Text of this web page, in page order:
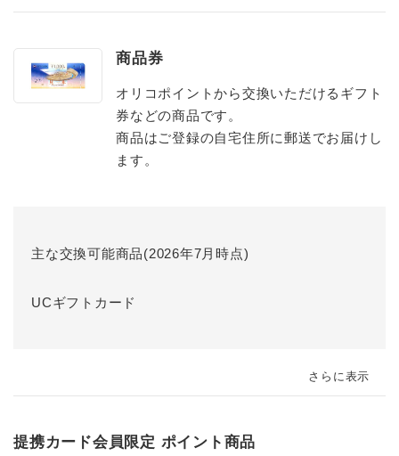
商品券
オリコポイントから交換いただけるギフト
券などの商品です。
商品はご登録の自宅住所に郵送でお届けし
ます。
主な交換可能商品(2026年7月時点)
UCギフトカード
さらに表示
提携カード会員限定 ポイント商品